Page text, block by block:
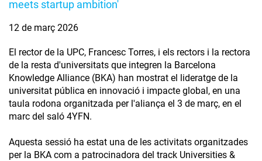
meets startup ambition'
12 de març 2026
El rector de la UPC, Francesc Torres, i els rectors i la rectora
de la resta d'universitats que integren la Barcelona
Knowledge Alliance (BKA) han mostrat el lideratge de la
universitat pública en innovació i impacte global, en una
taula rodona organitzada per l'aliança el 3 de març, en el
marc del saló 4YFN.
Aquesta sessió ha estat una de les activitats organitzades
per la BKA com a patrocinadora del track Universities &